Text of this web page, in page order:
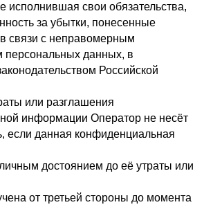
исполнившая свои обязательства,
за убытки, понесенные
связи с неправомерным
персональных данных, в
Российской
или разглашения
информации Оператор не несёт
если данная конфиденциальная
достоянием до её утраты или
от третьей стороны до момента